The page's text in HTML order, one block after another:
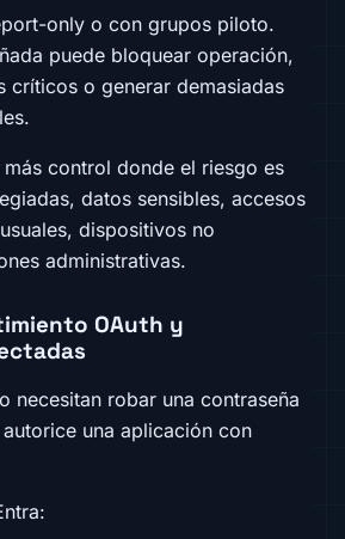
only o con grupos piloto.
puede bloquear operación,
críticos o generar demasiadas
control donde el riesgo es
datos sensibles, accesos
dispositivos no
administrativas.
OAuth y
necesitan robar una contraseña
una aplicación con